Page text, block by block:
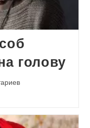
голову